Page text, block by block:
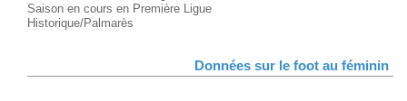
Saison en cours en Première Ligue
Historique/Palmarès
Données sur le foot au féminin